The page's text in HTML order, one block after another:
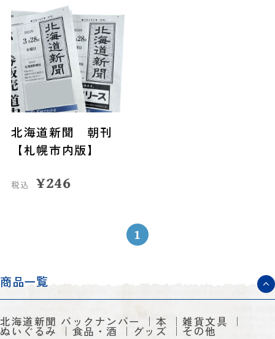
北海道新聞 朝刊
【札幌市内版】
税込 ¥246
1
商品一覧
北海道新聞 バックナンバー 本 雑貨文具
ぬいぐるみ 食品・酒 グッズ その他